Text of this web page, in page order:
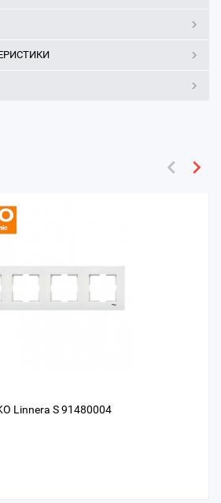
Linnera S 91480004